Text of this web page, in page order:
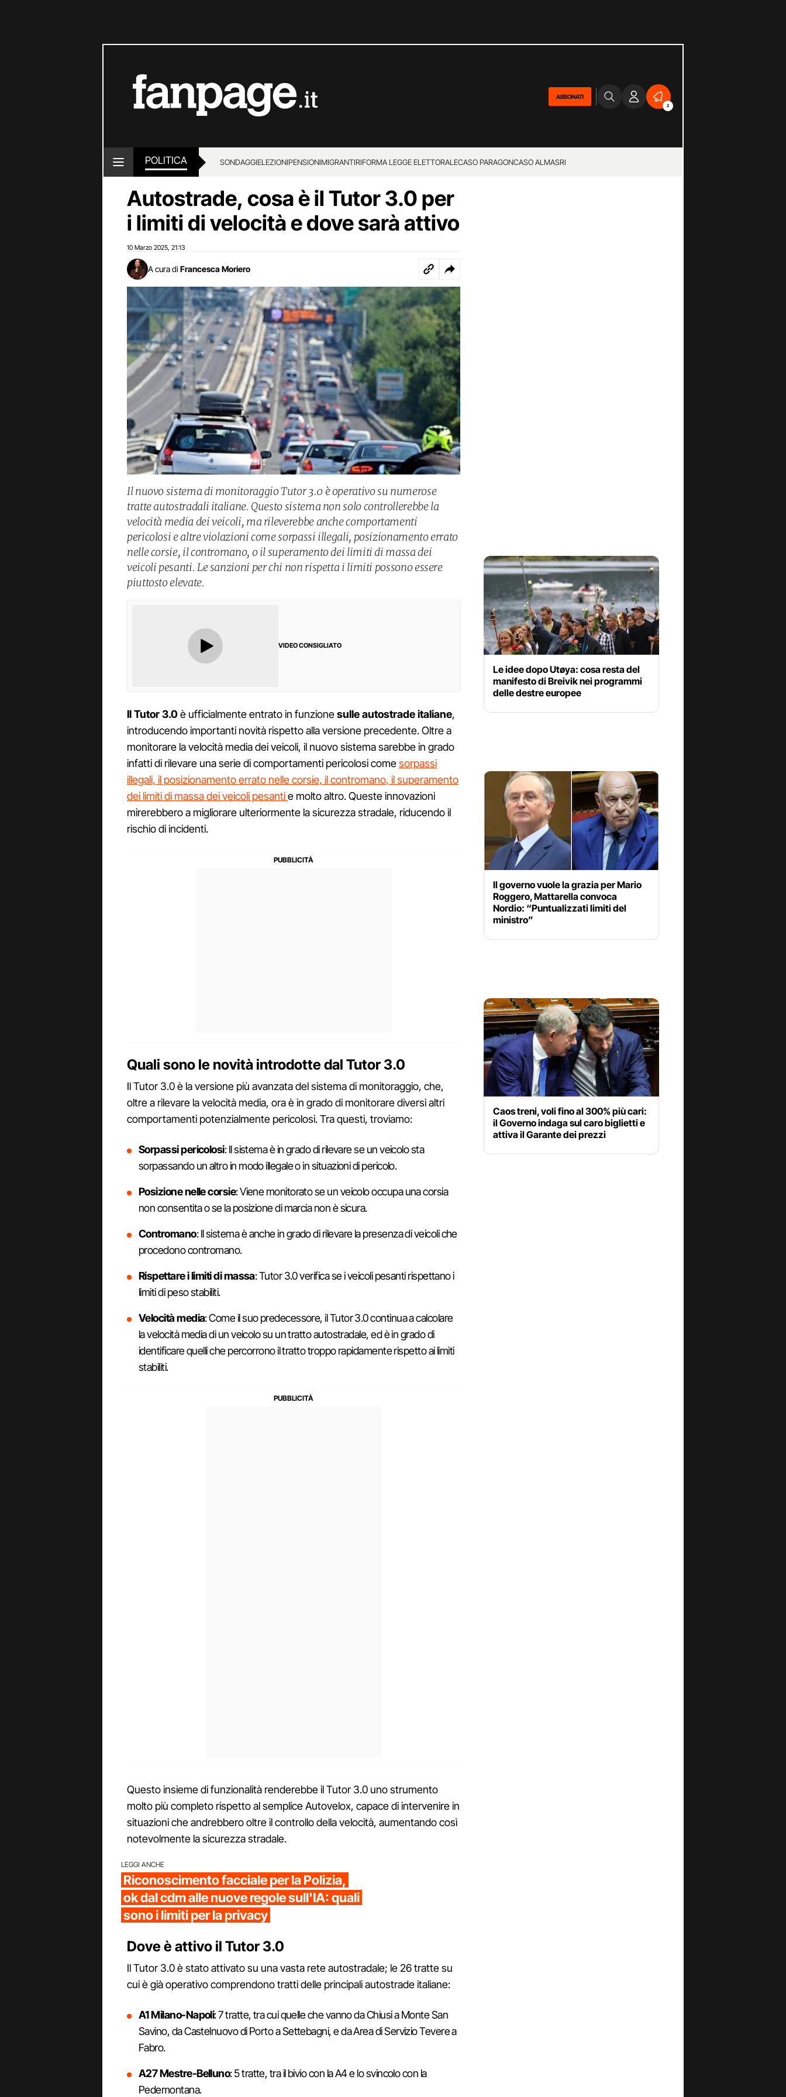
ABBONATI
2
POLITICA SONDAGGIELEZIONIPENSIONIMIGRANTIRIFORMA LEGGE ELETTORALECASO PARAGONCASO ALMASRI
Autostrade, cosa è il Tutor 3.0 per
i limiti di velocità e dove sarà attivo
10 Marzo 2025 21:13
A cura di Francesca Moriero
Il nuovo sistema di monitoraggio Tutor 3.0 è operativo su numerose
tratte autostradali italiane. Questo sistema non solo controllerebbe la
velocità media dei veicoli, ma rileverebbe anche comportamenti
pericolosi e altre violazioni come sorpassi illegali, posizionamento errato
nelle corsie, il contromano, o il superamento dei limiti di massa dei
veicoli pesanti. Le sanzioni per chi non rispetta i limiti possono essere
piuttosto elevate.
VIDEO CONSIGLIATO
Il Tutor 3.0è ufficialmente entrato in funzionesulle autostrade italiane,
introducendo importanti novità rispetto alla versione precedente. Oltre a
monitorare la velocità media dei veicoli, il nuovo sistema sarebbe in grado
infatti di rilevare una serie di comportamenti pericolosi comesorpassi
illegali, il posizionamento errato nelle corsie, il contromano, il superamento
dei limiti di massa dei veicoli pesantie molto altro. Queste innovazioni
mirerebbero a migliorare ulteriormente la sicurezza stradale, riducendo il
rischio di incidenti.
Quali sono le novità introdotte dal Tutor 3.0
Il Tutor 3.0 è la versione più avanzata del sistema di monitoraggio, che,
oltre a rilevare la velocità media, ora è in grado di monitorare diversi altri
comportamenti potenzialmente pericolosi. Tra questi, troviamo:
Sorpassi pericolosi: Il sistema è in grado di rilevare se un veicolo sta
sorpassando un altro in modo illegale o in situazioni di pericolo.
Posizione nelle corsie: Viene monitorato se un veicolo occupa una corsia
non consentita o se la posizione di marcia non è sicura.
Contromano: Il sistema è anche in grado di rilevare la presenza di veicoli che
procedono contromano.
Rispettare i limiti di massa: Tutor 3.0 verifica se i veicoli pesanti rispettano i
limiti di peso stabiliti.
Velocità media: Come il suo predecessore, il Tutor 3.0 continua a calcolare
la velocità media di un veicolo su un tratto autostradale, ed è in grado di
identificare quelli che percorrono il tratto troppo rapidamente rispetto ai limiti
stabiliti.
Questo insieme di funzionalità renderebbe il Tutor 3.0 uno strumento
molto più completo rispetto al semplice Autovelox, capace di intervenire in
situazioni che andrebbero oltre il controllo della velocità, aumentando così
notevolmente la sicurezza stradale.
LEGGI ANCHE
Riconoscimento facciale per la Polizia,
ok dal cdm alle nuove regole sull'IA: quali
sono i limiti per la privacy
Dove è attivo il Tutor 3.0
Il Tutor 3.0 è stato attivato su una vasta rete autostradale; le 26 tratte su
cui è già operativo comprendono tratti delle principali autostrade italiane:
A1 Milano-Napoli: 7 tratte, tra cui quelle che vanno da Chiusi a Monte San
Savino, da Castelnuovo di Porto a Settebagni, e da Area di Servizio Tevere a
Fabro.
A27 Mestre-Belluno: 5 tratte, tra il bivio con la A4 e lo svincolo con la
Pedemontana.
Le idee dopo Utøya: cosa resta del
manifesto di Breivik nei programmi
delle destre europee
Il governo vuole la grazia per Mario
Roggero, Mattarella convoca
Nordio: “Puntualizzati limiti del
ministro”
Caos treni, voli fino al 300% più cari:
il Governo indaga sul caro biglietti e
attiva il Garante dei prezzi